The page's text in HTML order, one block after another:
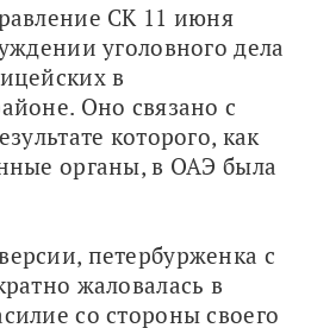
СК 11 июня
уголовного дела
в
Оно связано с
которого, как
органы, в ОАЭ была
петербурженка с
жаловалась в
со стороны своего